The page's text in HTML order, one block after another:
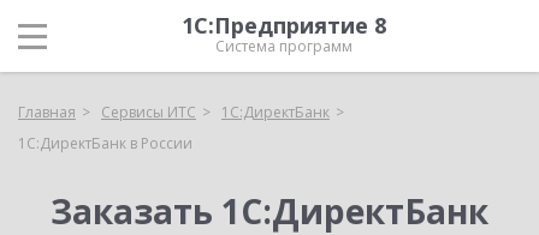
1С:Предприятие 8
Система программ
Главная Сервисы ИТС
1С:ДиректБанк
1С:ДиректБанк в России
Заказать 1С:ДиректБанк